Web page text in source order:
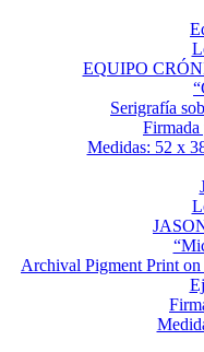
EQUIPO
Serigrafía
Firmada
Medidas: 52 x
Archival Pigment Print